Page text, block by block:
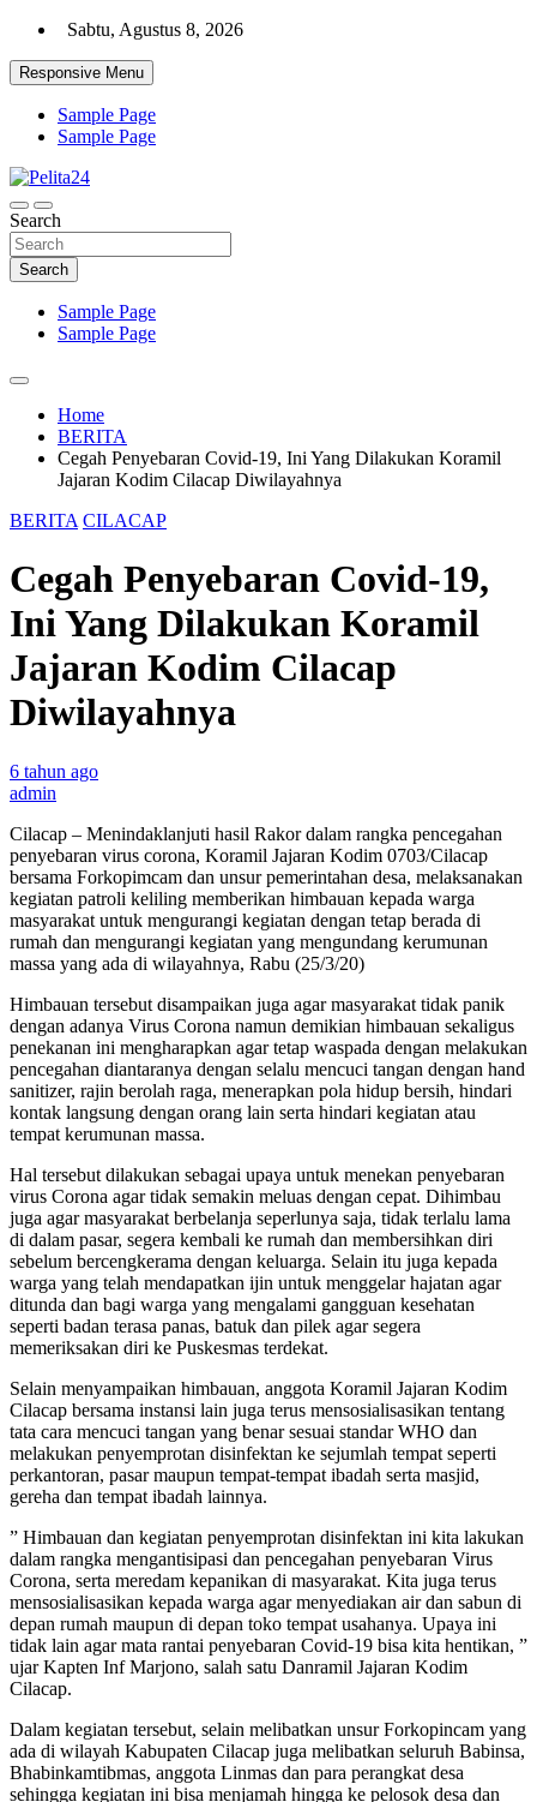
Skip
content
Sabtu, Agustus 8, 2026
Responsive Menu
Sample Page
Sample Page
Pelita24
Aktual, Mendalam dan Terpercaya
Search
Search
Sample Page
Sample Page
Home
BERITA
Cegah Penyebaran Covid-19, Ini Yang Dilakukan Koramil
Jajaran Kodim Cilacap Diwilayahnya
BERITA CILACAP
Cegah Penyebaran Covid-19,
Ini Yang Dilakukan Koramil
Jajaran Kodim Cilacap
Diwilayahnya
6 tahun ago
admin
Cilacap – Menindaklanjuti hasil Rakor dalam rangka pencegahan
penyebaran virus corona, Koramil Jajaran Kodim 0703/Cilacap
bersama Forkopimcam dan unsur pemerintahan desa, melaksanakan
kegiatan patroli keliling memberikan himbauan kepada warga
masyarakat untuk mengurangi kegiatan dengan tetap berada di
rumah dan mengurangi kegiatan yang mengundang kerumunan
massa yang ada di wilayahnya, Rabu (25/3/20)
Himbauan tersebut disampaikan juga agar masyarakat tidak panik
dengan adanya Virus Corona namun demikian himbauan sekaligus
penekanan ini mengharapkan agar tetap waspada dengan melakukan
pencegahan diantaranya dengan selalu mencuci tangan dengan hand
sanitizer, rajin berolah raga, menerapkan pola hidup bersih, hindari
kontak langsung dengan orang lain serta hindari kegiatan atau
tempat kerumunan massa.
Hal tersebut dilakukan sebagai upaya untuk menekan penyebaran
virus Corona agar tidak semakin meluas dengan cepat. Dihimbau
juga agar masyarakat berbelanja seperlunya saja, tidak terlalu lama
di dalam pasar, segera kembali ke rumah dan membersihkan diri
sebelum bercengkerama dengan keluarga. Selain itu juga kepada
warga yang telah mendapatkan ijin untuk menggelar hajatan agar
ditunda dan bagi warga yang mengalami gangguan kesehatan
seperti badan terasa panas, batuk dan pilek agar segera
memeriksakan diri ke Puskesmas terdekat.
Selain menyampaikan himbauan, anggota Koramil Jajaran Kodim
Cilacap bersama instansi lain juga terus mensosialisasikan tentang
tata cara mencuci tangan yang benar sesuai standar WHO dan
melakukan penyemprotan disinfektan ke sejumlah tempat seperti
perkantoran, pasar maupun tempat-tempat ibadah serta masjid,
gereha dan tempat ibadah lainnya.
” Himbauan dan kegiatan penyemprotan disinfektan ini kita lakukan
dalam rangka mengantisipasi dan pencegahan penyebaran Virus
Corona, serta meredam kepanikan di masyarakat. Kita juga terus
mensosialisasikan kepada warga agar menyediakan air dan sabun di
depan rumah maupun di depan toko tempat usahanya. Upaya ini
tidak lain agar mata rantai penyebaran Covid-19 bisa kita hentikan, ”
ujar Kapten Inf Marjono, salah satu Danramil Jajaran Kodim
Cilacap.
Dalam kegiatan tersebut, selain melibatkan unsur Forkopincam yang
ada di wilayah Kabupaten Cilacap juga melibatkan seluruh Babinsa,
Bhabinkamtibmas, anggota Linmas dan para perangkat desa
sehingga kegiatan ini bisa menjamah hingga ke pelosok desa dan